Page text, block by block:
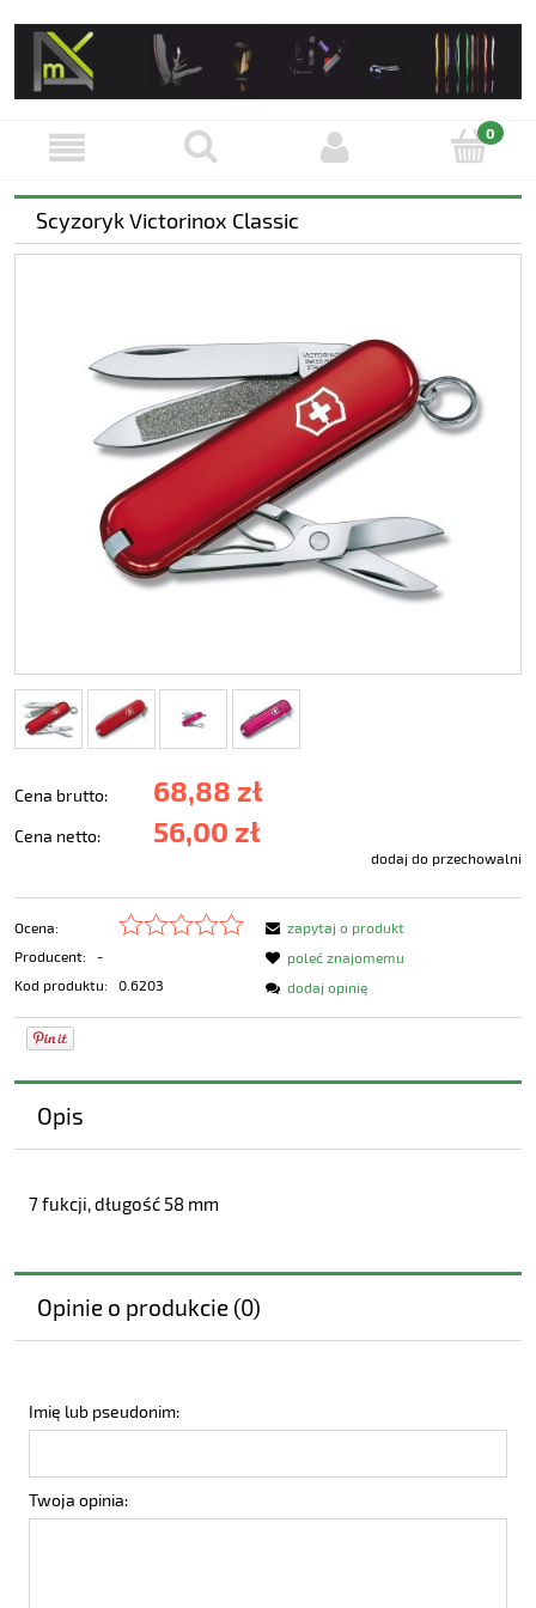
Scyzoryk Victorinox Classic
Cena brutto: 68,88 zł
Cena netto: 56,00 zł
dodaj do przechowalni
Ocena:
Producent:
-
Kod produktu:
0.6203
zapytaj o produkt
poleć znajomemu
dodaj opinię
Opis
7 fukcji, długość 58 mm
Opinie o produkcie (0)
Imię lub pseudonim:
Twoja opinia: